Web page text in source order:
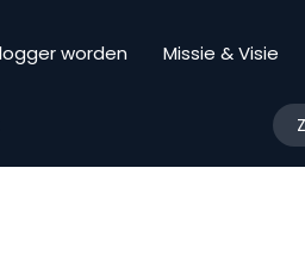
worden Missie & Visie